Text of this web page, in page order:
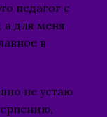
педагог с
а для меня
в
не устаю